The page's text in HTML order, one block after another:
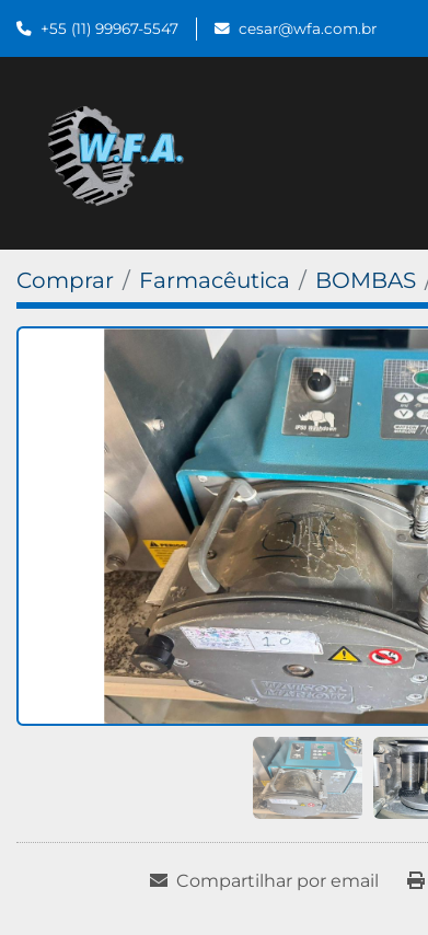
+55 (11) 99967-5547 cesar@wfa.com.br
Comprar Farmacêutica BOMBAS
Compartilhar por email